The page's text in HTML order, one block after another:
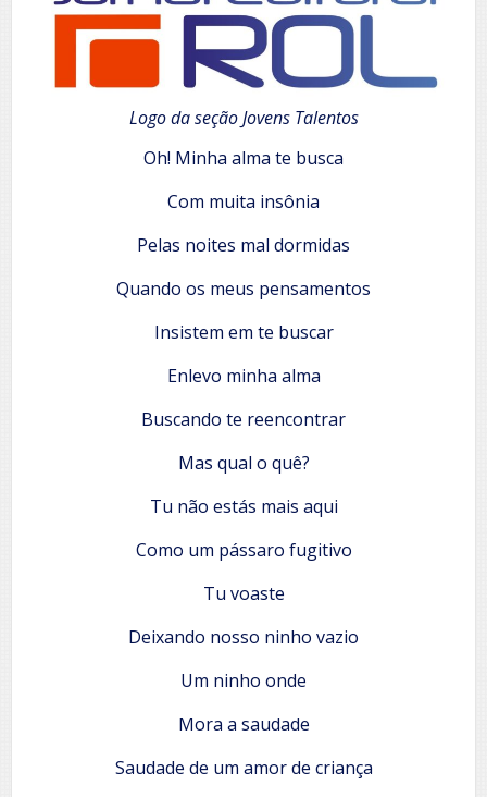
Logo da seção Jovens Talentos
Oh! Minha alma te busca
Com muita insônia
Pelas noites mal dormidas
Quando os meus pensamentos
Insistem em te buscar
Enlevo minha alma
Buscando te reencontrar
Mas qual o quê?
Tu não estás mais aqui
Como um pássaro fugitivo
Tu voaste
Deixando nosso ninho vazio
Um ninho onde
Mora a saudade
Saudade de um amor de criança